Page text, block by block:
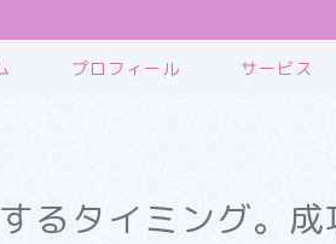
プロフィール サービス
るタイミング。